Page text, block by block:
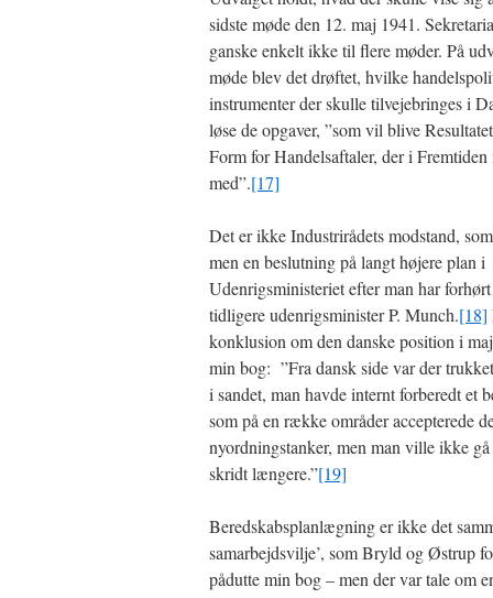
sidste møde den 12. maj 1941.
ganske enkelt ikke til flere møder. På
møde blev det drøftet, hvilke
instrumenter der skulle tilvejebringes i
løse de opgaver, ”som vil blive
Form for Handelsaftaler, der i Fremtiden
med”.[17]
Det er ikke Industrirådets modstand,
men en beslutning på langt højere plan i
Udenrigsministeriet efter man har
tidligere udenrigsminister P. Munch.[18]
konklusion om den danske position i
min bog: ”Fra dansk side var der
i sandet, man havde internt forberedt et
som på en række områder accepterede
nyordningstanker, men man ville ikke
skridt længere.”[19]
Beredskabsplanlægning er ikke det
samarbejdsvilje’, som Bryld og Østrup
pådutte min bog – men der var tale om